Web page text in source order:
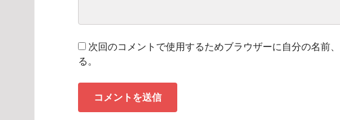
次回のコメントで使用するためブラウザーに自分の名前
る。